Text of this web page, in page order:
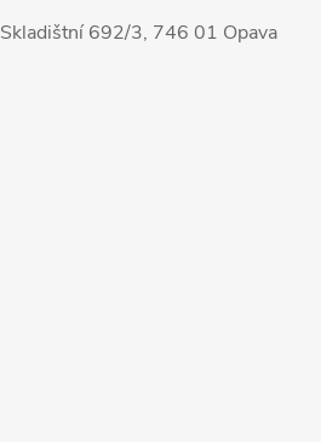
Skladištní 692/3, 746 01 Opava